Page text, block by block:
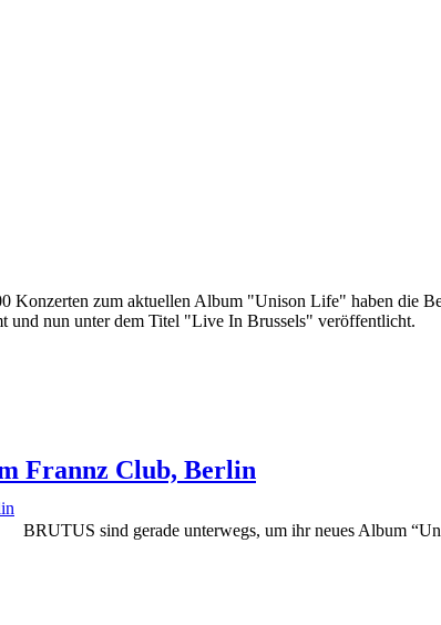
Konzerten zum aktuellen Album "Unison Life" haben die
und nun unter dem Titel "Live In Brussels" veröffentlicht.
Frannz Club, Berlin
BRUTUS sind gerade unterwegs, um ihr neues Album